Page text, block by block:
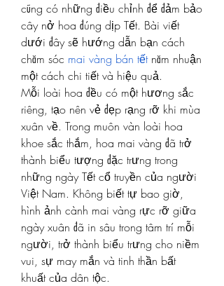
cũng có những điều chỉnh để đảm bảo
cây nở hoa đúng dịp Tết. Bài viết
dưới đây sẽ hướng dẫn bạn cách
chăm sóc mai vàng bán tết năm nhuận
một cách chi tiết và hiệu quả.
Mỗi loài hoa đều có một hương sắc
riêng, tạo nên vẻ đẹp rạng rỡ khi mùa
xuân về. Trong muôn vàn loài hoa
khoe sắc thắm, hoa mai vàng đã trở
thành biểu tượng đặc trưng trong
những ngày Tết cổ truyền của người
Việt Nam. Không biết tự bao giờ,
hình ảnh cành mai vàng rực rỡ giữa
ngày xuân đã in sâu trong tâm trí mỗi
người, trở thành biểu trưng cho niềm
vui, sự may mắn và tinh thần bất
khuất của dân tộc.